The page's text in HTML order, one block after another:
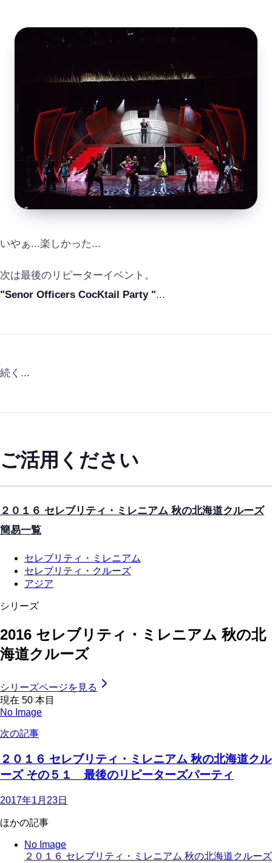
いやぁ...楽しかった...
次は最後のリピーターイベント。
"Senor Officers CocKtail Party "...
続く...
ご活用ください
２０１６ セレブリティ・ミレニアム 秋の北海道クルーズ
簡易一覧
セレブリティ・ミレニアム
セレブリティ・クルーズ
アジア
シリーズ
2016 セレブリティ・ミレニアム 秋の北
海道クルーズ
シリーズページを見る
現在 50 本目
No Image
次の記事
２０１６ セレブリティ・ミレニアム 秋の北海道クル
ーズ その５１ 最後のリピーターズパーティ
2017年1月23日
ほかの記事
No Image
２０１６ セレブリティ・ミレニアム 秋の北海道クルーズ